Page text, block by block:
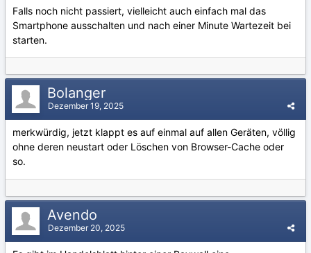
Falls noch nicht passiert, vielleicht auch einfach mal das
Smartphone ausschalten und nach einer Minute Wartezeit bei
starten.
Bolanger
Dezember 19, 2025
merkwürdig, jetzt klappt es auf einmal auf allen Geräten, völlig
ohne deren neustart oder Löschen von Browser-Cache oder
so.
Avendo
Dezember 20, 2025